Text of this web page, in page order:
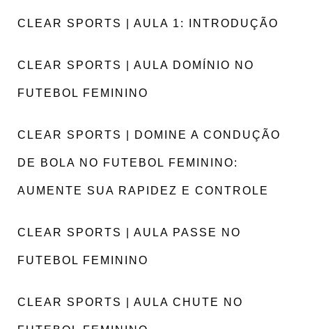
CLEAR SPORTS | AULA 1: INTRODUÇÃO
CLEAR SPORTS | AULA DOMÍNIO NO
FUTEBOL FEMININO
CLEAR SPORTS | DOMINE A CONDUÇÃO
DE BOLA NO FUTEBOL FEMININO:
AUMENTE SUA RAPIDEZ E CONTROLE
CLEAR SPORTS | AULA PASSE NO
FUTEBOL FEMININO
CLEAR SPORTS | AULA CHUTE NO